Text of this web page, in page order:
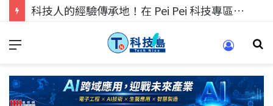
科技人的經驗傳承地！在 Pei Pei 科技專區，與學弟妹交流最硬核的技術